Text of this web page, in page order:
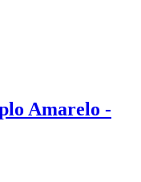
Amarelo -